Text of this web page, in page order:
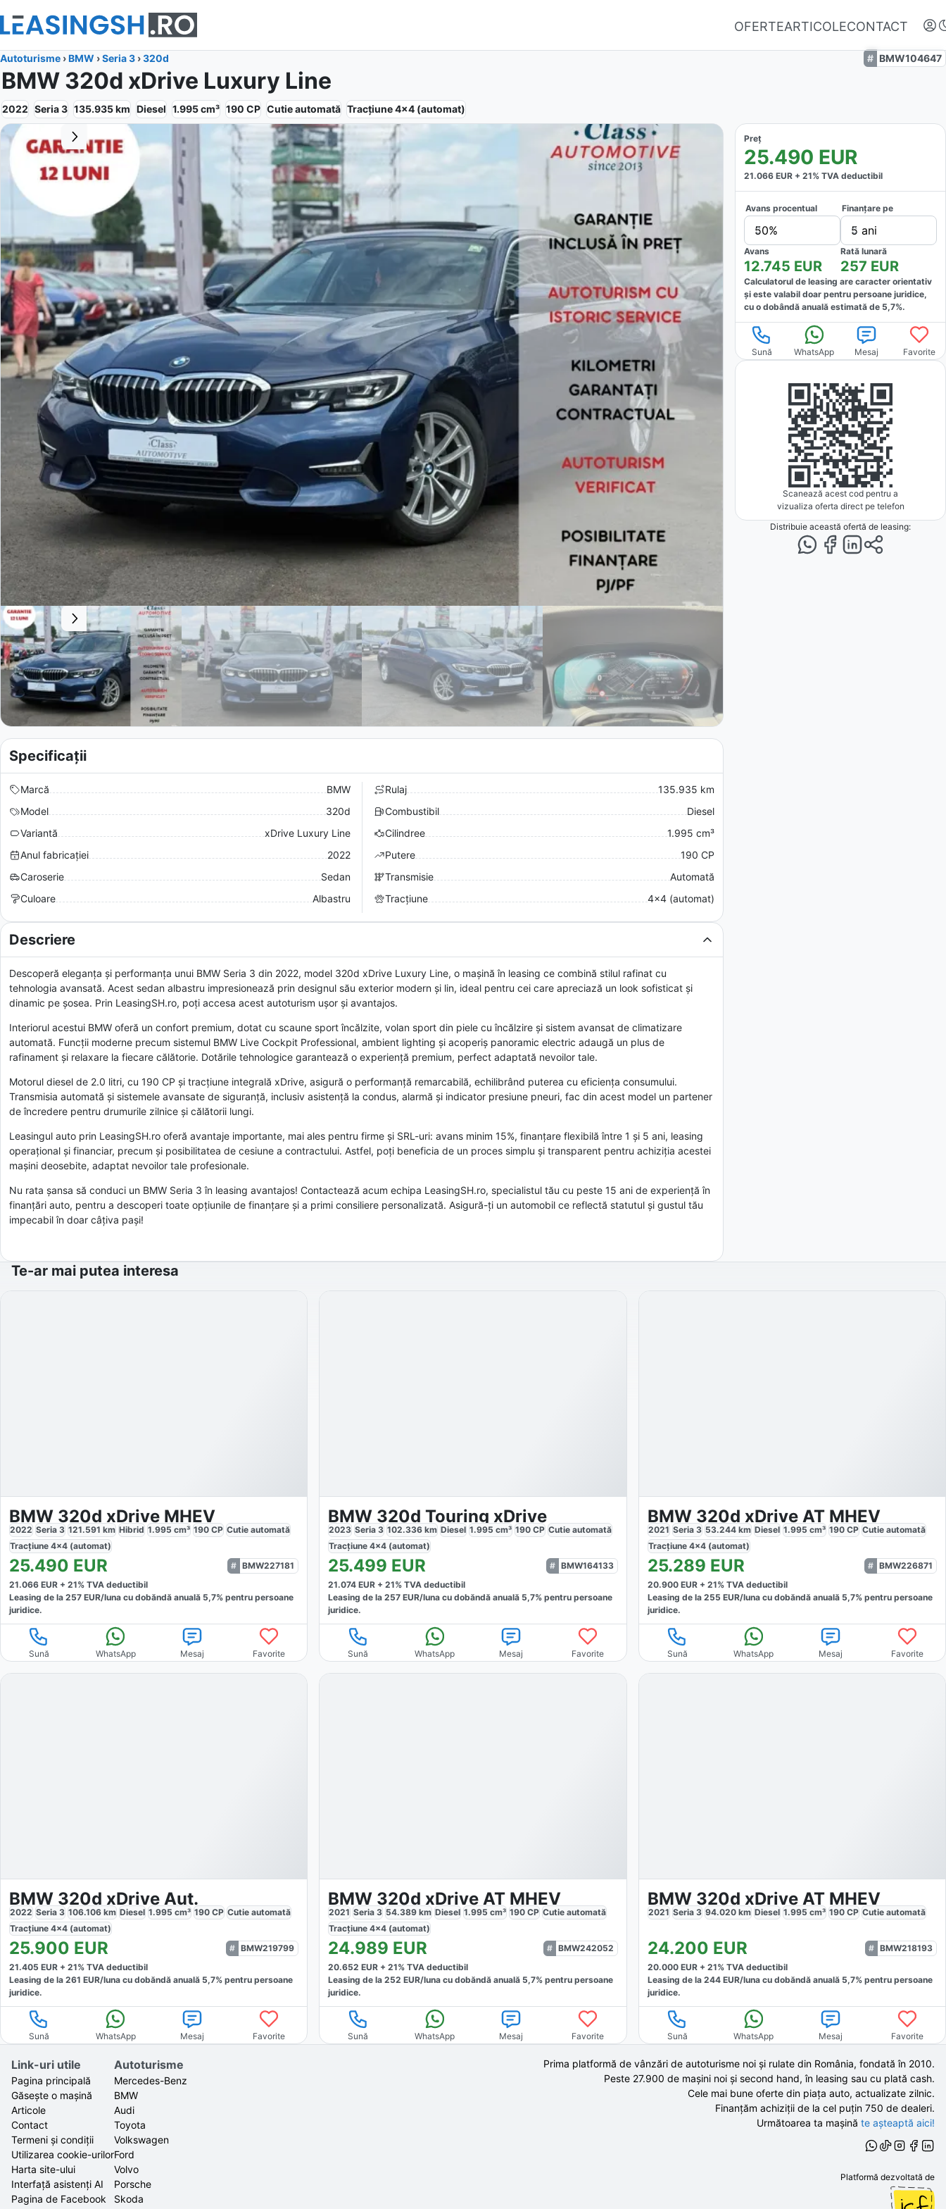
OFERTEARTICOLECONTACT
Autentifică-te
Nu ai oferte favorite
Autoturisme ›BMW ›Seria 3 ›320d BMW104647
BMW 320d xDrive Luxury Line
2022 Seria 3 135.935km Diesel 1.995cm³ 190 CP Cutieautomată Tracțiune4x4 (automat)
Preț
25.490 EUR
21.066 EUR + 21% TVA deductibil
Avans procentual
50%
Finanțare pe
5 ani
Avans
12.745 EUR
Rată lunară
257 EUR
Calculatorul de leasing are caracter orientativ
și este valabil doar pentru persoane juridice,
cu o dobândă anuală estimată de 5,7%.
Sună WhatsApp Mesaj Favorite
Scanează acest cod pentru a
vizualiza oferta direct pe telefon
Distribuie această ofertă de leasing:
Specificații
Marcă
BMW
Model
320d
Variantă
xDrive Luxury Line
Anul fabricației
2022
Caroserie
Sedan
Culoare
Albastru
Rulaj
135.935 km
Combustibil
Diesel
Cilindree
1.995 cm³
Putere
190 CP
Transmisie
Automată
Tracțiune
4x4 (automat)
Descriere
Descoperă eleganța și performanța unui BMW Seria 3 din 2022, model 320d xDrive Luxury Line, o mașină în leasing ce combină stilul rafinat cu
tehnologia avansată. Acest sedan albastru impresionează prin designul său exterior modern și lin, ideal pentru cei care apreciază un look sofisticat și
dinamic pe șosea. Prin LeasingSH.ro, poți accesa acest autoturism ușor și avantajos.
Interiorul acestui BMW oferă un confort premium, dotat cu scaune sport încălzite, volan sport din piele cu încălzire și sistem avansat de climatizare
automată. Funcții moderne precum sistemul BMW Live Cockpit Professional, ambient lighting și acoperiș panoramic electric adaugă un plus de
rafinament și relaxare la fiecare călătorie. Dotările tehnologice garantează o experiență premium, perfect adaptată nevoilor tale.
Motorul diesel de 2.0 litri, cu 190 CP și tracțiune integrală xDrive, asigură o performanță remarcabilă, echilibrând puterea cu eficiența consumului.
Transmisia automată și sistemele avansate de siguranță, inclusiv asistență la condus, alarmă și indicator presiune pneuri, fac din acest model un partener
de încredere pentru drumurile zilnice și călătorii lungi.
Leasingul auto prin LeasingSH.ro oferă avantaje importante, mai ales pentru firme și SRL-uri: avans minim 15%, finanțare flexibilă între 1 și 5 ani, leasing
operațional și financiar, precum și posibilitatea de cesiune a contractului. Astfel, poți beneficia de un proces simplu și transparent pentru achiziția acestei
mașini deosebite, adaptat nevoilor tale profesionale.
Nu rata șansa să conduci un BMW Seria 3 în leasing avantajos! Contactează acum echipa LeasingSH.ro, specialistul tău cu peste 15 ani de experiență în
finanțări auto, pentru a descoperi toate opțiunile de finanțare și a primi consiliere personalizată. Asigură-ți un automobil ce reflectă statutul și gustul tău
impecabil în doar câțiva pași!
Te-ar mai putea interesa
BMW 320d xDrive MHEV
2022 Seria 3 121.591 km Hibrid 1.995 cm³ 190 CP Cutie automată
Tracțiune 4x4 (automat)
25.490 EUR
BMW227181
21.066 EUR + 21% TVA deductibil
Leasing de la 257 EUR/luna cu dobăndă anuală 5,7% pentru persoane
juridice.
Sună WhatsApp Mesaj Favorite
BMW 320d Touring xDrive
2023 Seria 3 102.336 km Diesel 1.995 cm³ 190 CP Cutieautomată
Tracțiune4x4 (automat)
25.499 EUR
BMW164133
21.074 EUR +21% TVA deductibil
Leasing de la257 EUR/luna cu dobăndă anuală 5,7% pentru persoane
juridice.
Sună WhatsApp Mesaj Favorite
BMW 320d xDrive AT MHEV
2021 Seria 3 53.244km Diesel 1.995 cm³ 190CP Cutie automată
Tracțiune 4x4 (automat)
25.289 EUR
BMW226871
20.900EUR + 21% TVA deductibil
Leasing de la 255 EUR/lunacu dobăndă anuală 5,7% pentru persoane
juridice.
Sună WhatsApp Mesaj Favorite
BMW 320d xDrive Aut.
2022 Seria 3 106.106 km Diesel 1.995 cm³ 190 CP Cutie automată
Tracțiune 4x4 (automat)
25.900 EUR
BMW219799
21.405 EUR + 21% TVA deductibil
Leasing de la 261 EUR/luna cu dobăndă anuală 5,7% pentru persoane
juridice.
Sună WhatsApp Mesaj Favorite
BMW 320d xDrive AT MHEV
2021 Seria 3 54.389 km Diesel 1.995 cm³ 190 CP Cutieautomată
Tracțiune4x4 (automat)
24.989 EUR
BMW242052
20.652 EUR +21% TVA deductibil
Leasing de la252 EUR/luna cu dobăndă anuală 5,7% pentru persoane
juridice.
Sună WhatsApp Mesaj Favorite
BMW 320d xDrive AT MHEV
2021 Seria 3 94.020km Diesel 1.995 cm³ 190CP Cutie automată
24.200 EUR
BMW218193
20.000EUR + 21% TVA deductibil
Leasing de la 244EUR/lunacu dobăndă anuală 5,7% pentru persoane
juridice.
Sună WhatsApp Mesaj Favorite
Prima platformă de vânzări de autoturisme noi și rulate din România, fondată în 2010.
Peste 27.900 de mașini noi și second hand,în leasing sau cu plată cash.
Cele mai bune oferte din piața auto, actualizate zilnic.
Finanțăm achiziții de la cel puțin 750 de dealeri.
Următoarea ta mașină te așteaptă aici!
Link-uri utile
Pagina principală
Găsește o mașină
Articole
Contact
Termeni și condiții
Utilizarea cookie-urilor
Harta site-ului
Interfață asistenți AI
Pagina de Facebook
Autoturisme
Mercedes-Benz
BMW
Audi
Toyota
Volkswagen
Ford
Volvo
Porsche
Skoda
Platformă dezvoltată de